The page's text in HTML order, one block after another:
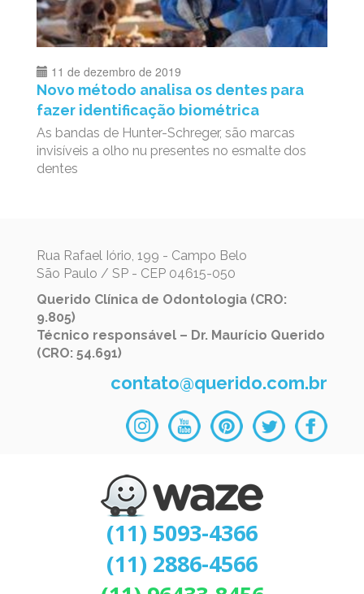
11 de dezembro de 2019
Novo método analisa os dentes para
fazer identificação biométrica
As bandas de Hunter-Schreger, são marcas
invisíveis a olho nu presentes no esmalte dos
dentes
Rua Rafael Iório, 199 - Campo Belo
São Paulo / SP - CEP 04615-050
Querido Clínica de Odontologia (CRO:
9.805)
Técnico responsável – Dr. Maurício Querido
(CRO: 54.691)
contato@querido.com.br
(11) 5093-4366
(11) 2886-4566